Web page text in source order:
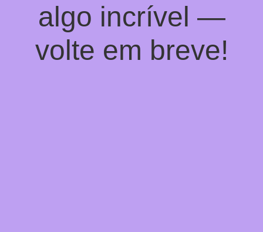
algo incrível —
volte em breve!